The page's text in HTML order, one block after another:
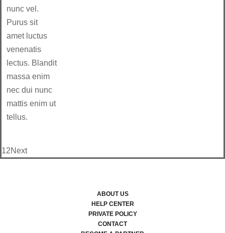
nunc vel.
Purus sit
amet luctus
venenatis
lectus. Blandit
massa enim
nec dui nunc
mattis enim ut
tellus.
12Next
ABOUT US
HELP CENTER
PRIVATE POLICY
CONTACT